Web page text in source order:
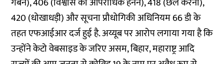
420 (धोखाधड़ी) और सूचना प्रौधोगिकी अधिनियम 66 डी के
तहत एफआईआर दर्ज हुई है. अय्यूब पर आरोप लगाया गया है कि
उन्होंने केटो वेबसाइड के जरिए असम, बिहार, महाराष्ट्र आदि